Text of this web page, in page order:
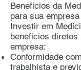
Benefícios da
para sua empresa
Investir em
benefícios diretos
empresa:
Conformidade
trabalhista e